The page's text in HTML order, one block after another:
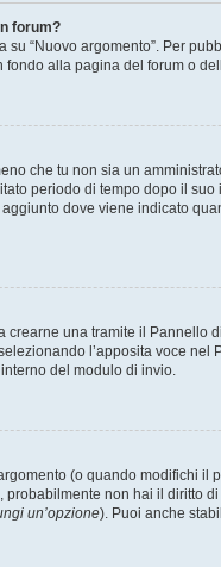
forum?
“Nuovo argomento”. Per
alla pagina del forum o
che tu non sia un
periodo di tempo dopo il
dove viene indicato
una tramite il Pannello
l’apposita voce
del modulo di invio.
(o quando modifichi il
probabilmente non hai il diritto
un’opzione). Puoi anche